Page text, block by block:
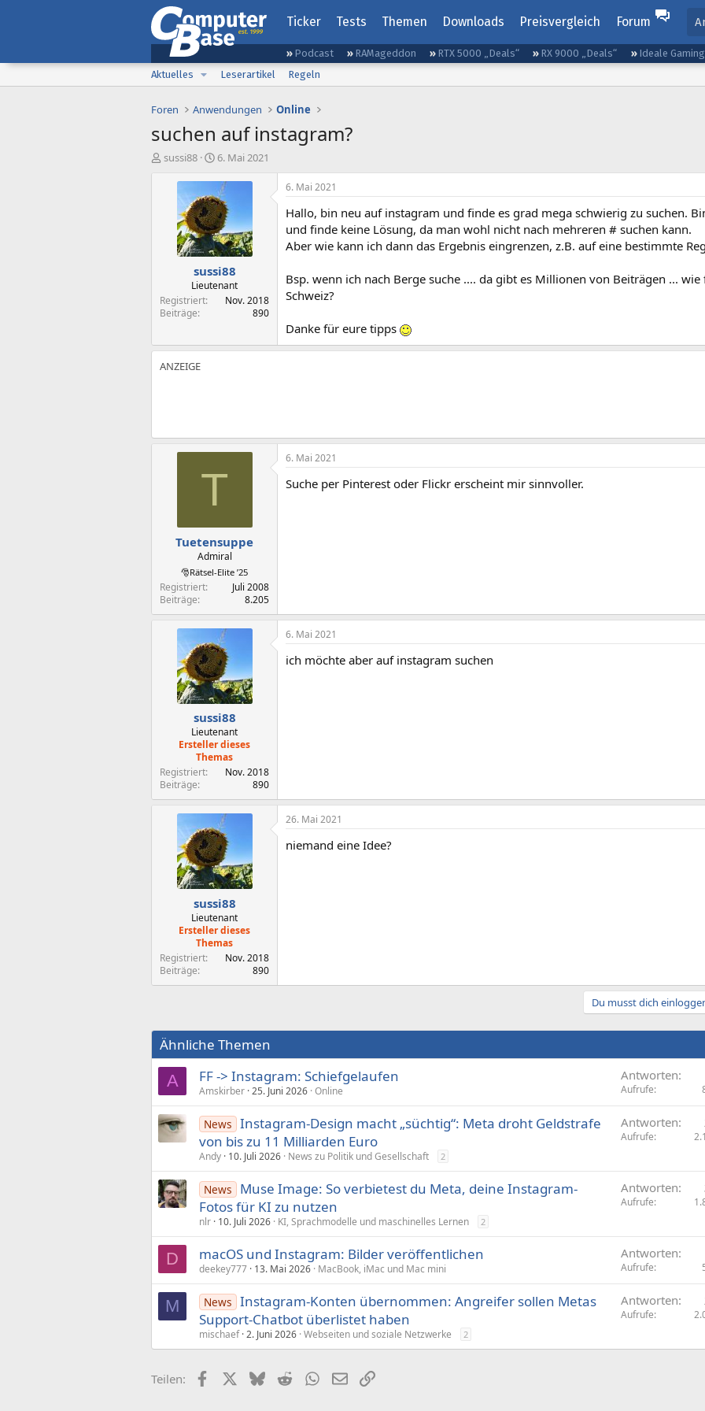
Ticker Tests Themen Downloads Preisvergleich Forum
Podcast RAMageddon RTX 5000 „Deals“ RX 9000 „Deals“ Ideale
Aktuelles
Leserartikel Regeln
Foren Anwendungen Online
suchen auf instagram?
E
sussi88
E
s
t
e
l
l
t
a
m
6. Mai 2021
sussi88
Lieutenant
Registriert
Nov. 2018
Beiträge
890
6. Mai 2021
Hallo, bin neu auf instagram und finde es grad mega schwierig zu suchen.
und finde keine Lösung, da man wohl nicht nach mehreren # suchen kann.
Aber wie kann ich dann das Ergebnis eingrenzen, z.B. auf eine bestimmte
Bsp. wenn ich nach Berge suche .... da gibt es Millionen von Beiträgen ...
Schweiz?
Danke für eure tipps
T
Tuetensuppe
Admiral
🎅Rätsel-Elite ’25
Registriert
Juli 2008
Beiträge
8.205
6. Mai 2021
Suche per Pinterest oder Flickr erscheint mir sinnvoller.
sussi88
Lieutenant
Ersteller dieses
Themas
Registriert
Nov. 2018
Beiträge
890
6. Mai 2021
ich möchte aber auf instagram suchen
sussi88
Lieutenant
Ersteller dieses
Themas
Registriert
Nov. 2018
Beiträge
890
26. Mai 2021
niemand eine Idee?
Du musst dich
Ähnliche Themen
A FF -> Instagram: Schiefgelaufen
Amskirber 25. Juni 2026 Online
Antworten
Aufrufe
News Instagram-Design macht „süchtig“: Meta droht Geldstrafe
von bis zu 11 Milliarden Euro
Andy 10. Juli 2026 News zu Politik und Gesellschaft 2
Antworten
Aufrufe
News
Muse Image: So verbietest du Meta, deine Instagram-
Fotos für KI zu nutzen
nlr 10. Juli 2026 KI, Sprachmodelle und maschinelles Lernen 2
Antworten
Aufrufe
D macOS und Instagram: Bilder veröffentlichen
deekey777 13. Mai 2026 MacBook, iMac und Mac mini
Antworten
Aufrufe
M News Instagram-Konten übernommen: Angreifer sollen Metas
Sup­port-Chatbot überlistet haben
mischaef 2. Juni 2026 Webseiten und soziale Netzwerke 2
Antworten
Aufrufe
Teilen: FacebookX (Twitter)
BlueskyRedditWhatsApp
E-MailLink